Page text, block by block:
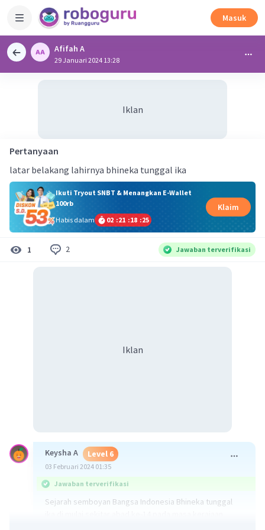
Masuk
Afifah A
29 Januari 2024 13:28
Iklan
Pertanyaan
latar belakang lahirnya bhineka tunggal ika
Ikuti Tryout SNBT & Menangkan E-Wallet
100rb
Habis dalam
02 :21 :18 :25
Klaim
1 2 Jawaban terverifikasi
Iklan
Keysha A Level 6
03 Februari 2024 01:35
Jawaban terverifikasi
Sejarah semboyan Bangsa Indonesia Bhineka tunggal